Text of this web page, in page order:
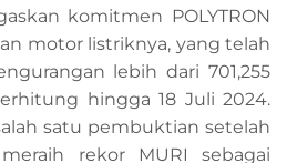
komitmen POLYTRON
motor listriknya, yang telah
lebih dari 701,255
hingga 18 Juli 2024.
satu pembuktian setelah
meraih rekor MURI sebagai